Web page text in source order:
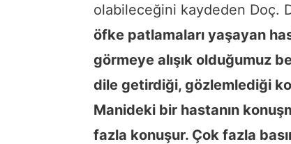
olabileceğini kaydeden Doç.
öfke patlamaları yaşayan
görmeye alışık olduğumuz
dile getirdiği, gözlemlediği
Manideki bir hastanın
fazla konuşur. Çok fazla